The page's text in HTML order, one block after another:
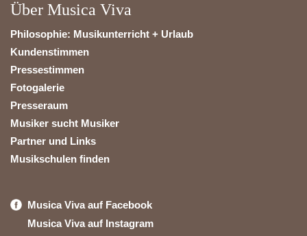
Über Musica Viva
Philosophie: Musikunterricht + Urlaub
Kundenstimmen
Pressestimmen
Fotogalerie
Presseraum
Musiker sucht Musiker
Partner und Links
Musikschulen finden
Musica Viva auf Facebook
Musica Viva auf Instagram